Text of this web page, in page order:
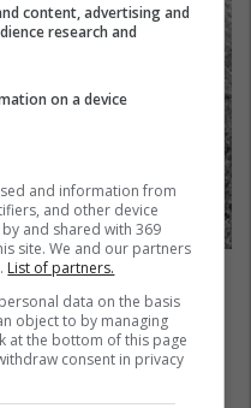
e ushtarëve serbë e
hero për Ahmet
content, advertising and
research and
on a device
and information from
and other device
and shared with 369
site. We and our partners
List of partners.
data on the basis
object to by managing
at the bottom of this page
consent in privacy